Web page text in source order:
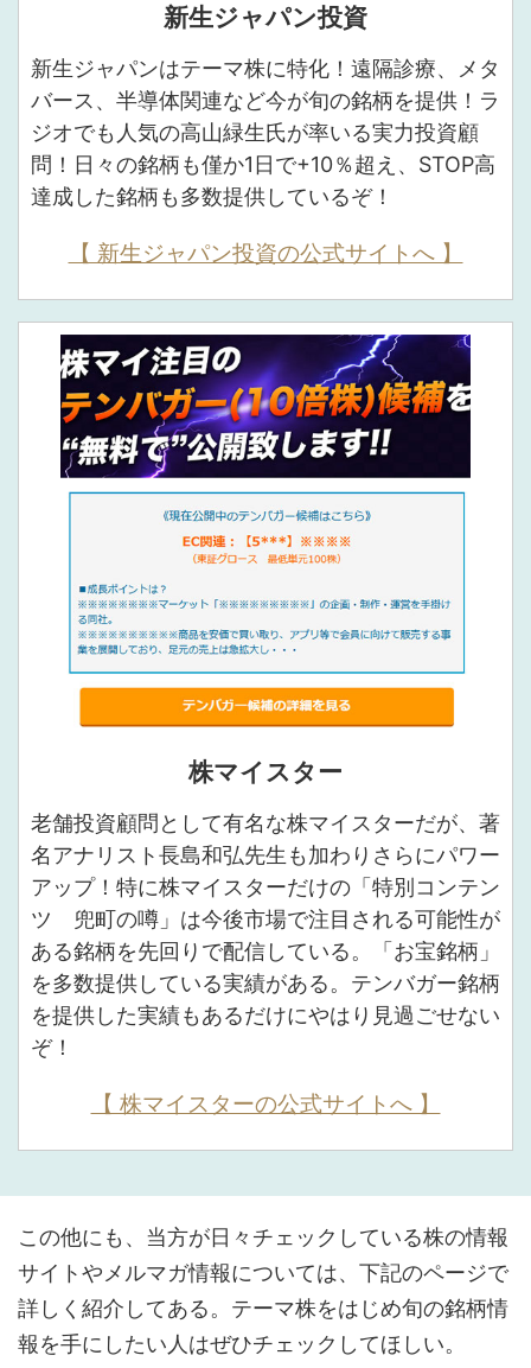
新生ジャパン投資
新生ジャパンはテーマ株に特化！遠隔診療、メタ
バース、半導体関連など今が旬の銘柄を提供！ラ
ジオでも人気の高山緑生氏が率いる実力投資顧
問！日々の銘柄も僅か1日で+10％超え、STOP高
達成した銘柄も多数提供しているぞ！
【 新生ジャパン投資の公式サイトへ 】
株マイスター
老舗投資顧問として有名な株マイスターだが、著
名アナリスト長島和弘先生も加わりさらにパワー
アップ！特に株マイスターだけの「特別コンテン
ツ 兜町の噂」は今後市場で注目される可能性が
ある銘柄を先回りで配信している。「お宝銘柄」
を多数提供している実績がある。テンバガー銘柄
を提供した実績もあるだけにやはり見過ごせない
ぞ！
【 株マイスターの公式サイトへ 】
この他にも、当方が日々チェックしている株の情報
サイトやメルマガ情報については、下記のページで
詳しく紹介してある。テーマ株をはじめ旬の銘柄情
報を手にしたい人はぜひチェックしてほしい。